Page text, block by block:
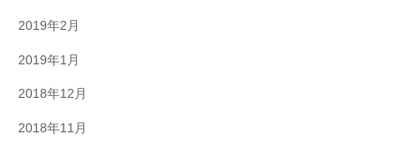
2019年2月
2019年1月
2018年12月
2018年11月